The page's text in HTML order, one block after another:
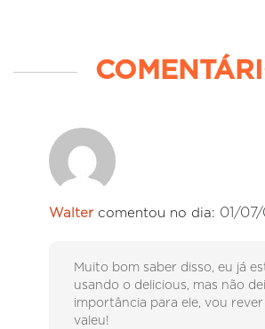
Walter comentou no dia: 01/07/
Muito bom saber disso, eu já
usando o delicious, mas não
importância para ele, vou rever
valeu!